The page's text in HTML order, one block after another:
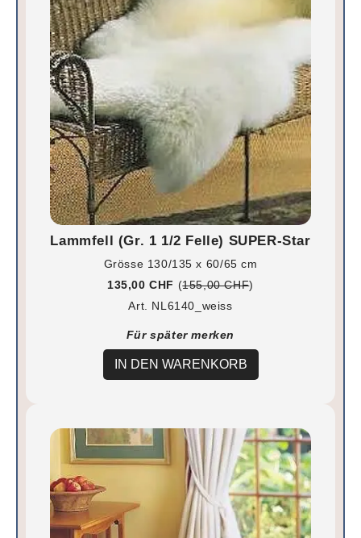
Lammfell (Gr. 1 1/2 Felle) SUPER-Star
Grösse 130/135 x 60/65 cm
135,00 CHF (155,00 CHF)
Art. NL6140_weiss
Für später merken
IN DEN WARENKORB